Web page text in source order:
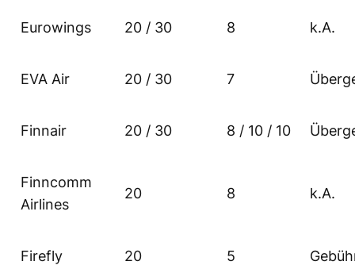
Eurowings 20 / 30 8 k.A.
EVA Air 20 / 30 7
Finnair 20 / 30 8 / 10 / 10
Finncomm
Airlines
20 8 k.A.
Firefly 20 5